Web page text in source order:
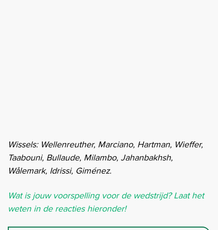
Wissels: Wellenreuther, Marciano, Hartman, Wieffer,
Taabouni, Bullaude, Milambo, Jahanbakhsh,
Wålemark, Idrissi, Giménez.
Wat is jouw voorspelling voor de wedstrijd? Laat het
weten in de reacties hieronder!